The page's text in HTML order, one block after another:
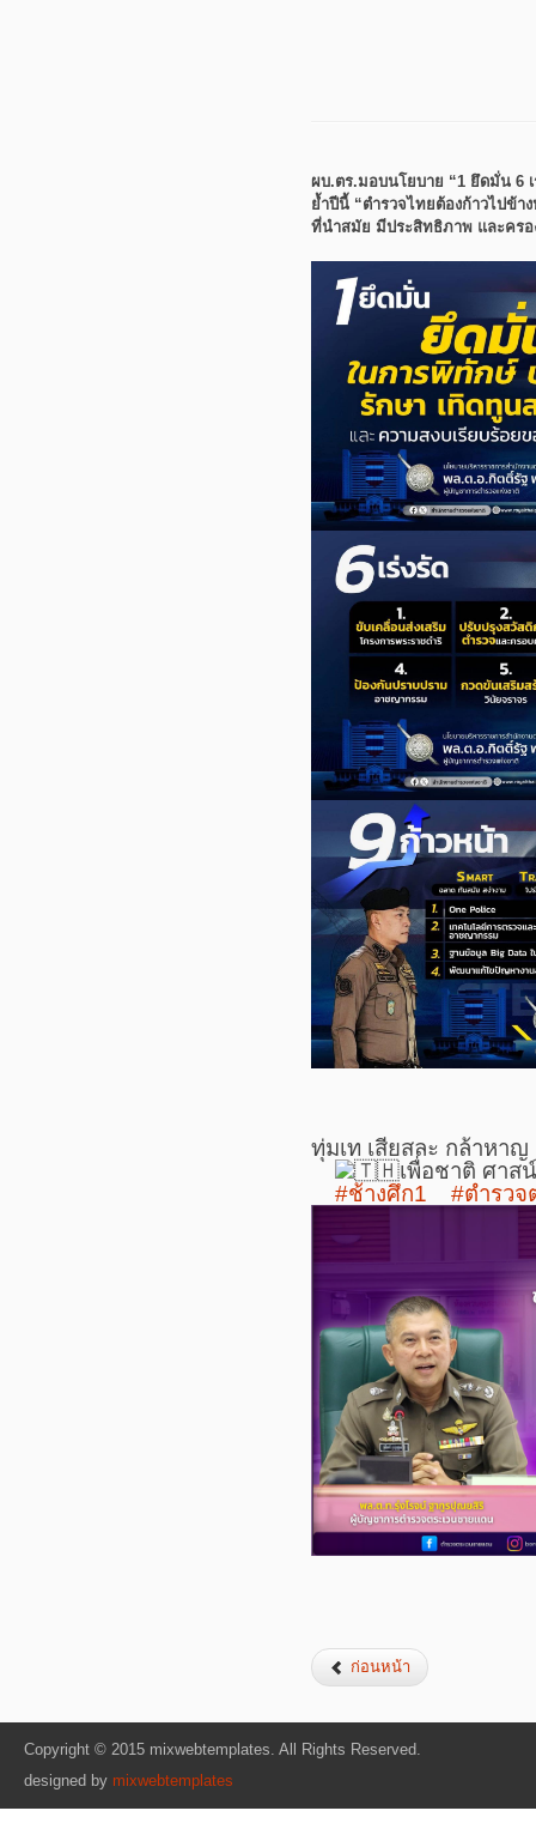
ผบ.ตร.มอบนโยบาย “1 ยึดมั่น 6
ย้ำปีนี้ “ตำรวจไทยต้องก้าวไปข้า
ที่นำสมัย มีประสิทธิภาพ และครอ
ทุ่มเท เสียสละ กล้าหา
เพื่อชาติ ศาส
#ช้างศึก1
#ตำรวจ
ก่อนหน้า
Copyright © 2015 mixwebtemplates. All Rights Reserved.
designed by mixwebtemplates